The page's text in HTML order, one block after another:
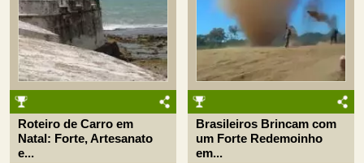
Roteiro de Carro em
Natal: Forte, Artesanato
e...
Brasileiros Brincam com
um Forte Redemoinho
em...